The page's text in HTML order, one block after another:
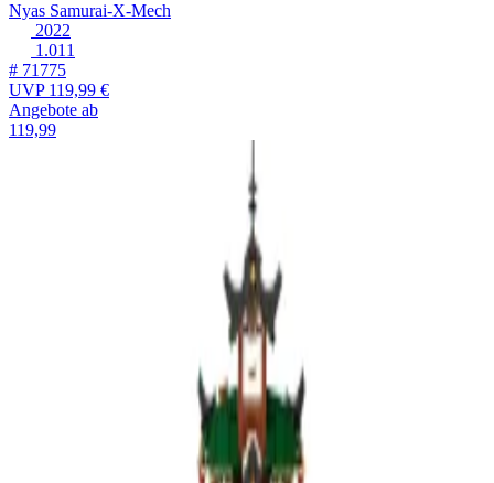
Nyas Samurai-X-Mech
2022
1.011
# 71775
UVP119,99 €
Angebote ab
119,99